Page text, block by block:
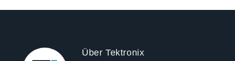
Über Tektronix